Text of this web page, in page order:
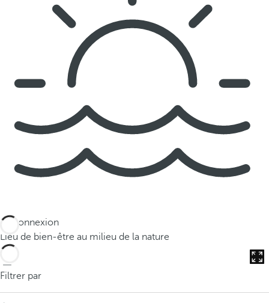
Déconnexion
Lieu de bien-être au milieu de la nature
Filtrer par